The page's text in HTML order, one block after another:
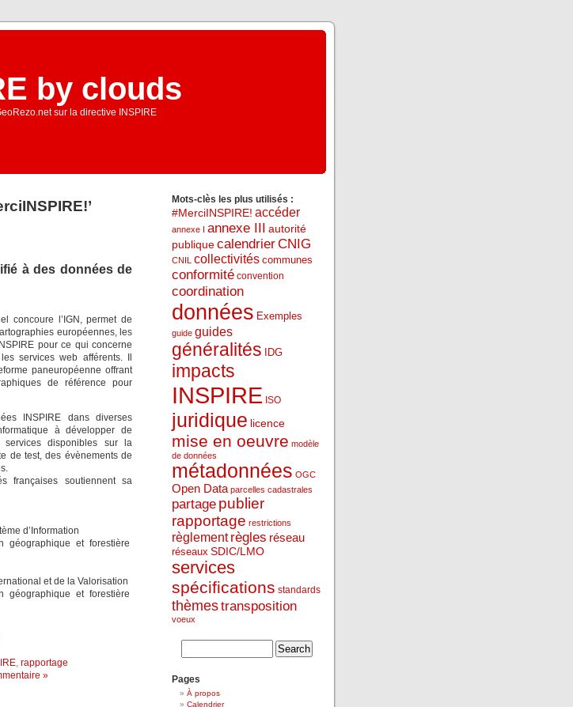
by clouds
sur la directive INSPIRE
à des données de
concoure l’IGN, permet de
européennes, les
pour ce qui concerne
services web afférents. Il
paneuropéenne offrant
de référence pour
INSPIRE dans diverses
à développer de
disponibles sur la
de test, des évènements de
françaises soutiennent sa
d’Information
géographique et forestière
et de la Valorisation
géographique et forestière
, rapportage
»
Mots-clès les plus utilisés :
#MerciINSPIRE! accéder
annexe I annexe III autorité
publiquecalendrierCNIG
CNIL collectivités communes
conformité convention
coordination
données Exemples
guide guides
généralités IDG
impacts
INSPIRE ISO
juridique licence
mise en oeuvre modèle
de données
métadonnées OGC
Open Data parcelles cadastrales
partage publier
rapportage restrictions
règlement règles réseau
réseaux SDIC/LMO
services
spécifications standards
thèmestransposition
voeux
Pages
À propos
Calendrier